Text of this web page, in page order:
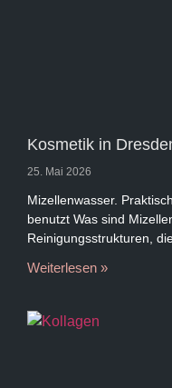
Kosmetik in
25. Mai 2026
Mizellenwasser.
benutzt Was sind
Reinigungsstrukturen,
Weiterlesen »